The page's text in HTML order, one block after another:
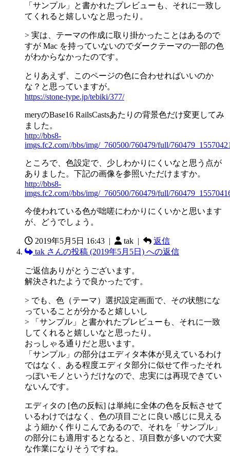
「サンプル」と書かれたプレビューも、それに一致し
てくれると嬉しいなと思ったり。
> 実は、テーマの作成に取り掛かったことはあるので
すが Mac を持っていないのでダークテーマの一部の色
がわからなかったのです。
とりあえず、このページの色に合わせればいいのか
な？と思っていますが。
https://stone-type.jp/tebiki/377/
meryのBase16 RailsCastsあたりの背景色だけ変更してみ
ました。
http://bbs8-
imgs.fc2.com//bbs/img/_760500/760479/full/
ところで、色設定で、少しわかりにくいなと思う点が
ありました。下記の画像を参照いただけますか。
http://bbs8-
imgs.fc2.com//bbs/img/_760500/760479/full/
今使われている色が咄嗟にわかりにくいかと思います
が、どうでしょう。
2019年5月5日 16:43 | tak |
返信
tak さんの投稿 (2019年5月5日) への返信
ご返信ありがとうございます。
解決されたようで良かったです。
> でも、色（テーマ）選択設定画面で、その状態にな
っていることが分かると嬉しいし
> 「サンプル」と書かれたプレビューも、それに一致
してくれると嬉しいなと思ったり。
おっしゃる通りだと思います。
「サンプル」の部分はエディタ本体が見えているわけ
ではなく、ある程度エディタ部分に似せて作ったそれ
っぽいモノというだけなので、忠実には再現できてい
ないんです。
エディタの [色の反転] は単純に全体の色を反転させて
いるわけではなく、色の項目ごとに良い感じに見える
よう細かく作りこんであるので、それを「サンプル」
の部分にも適用するとなると、項目数が多いので大変
な作業になりそうですね。